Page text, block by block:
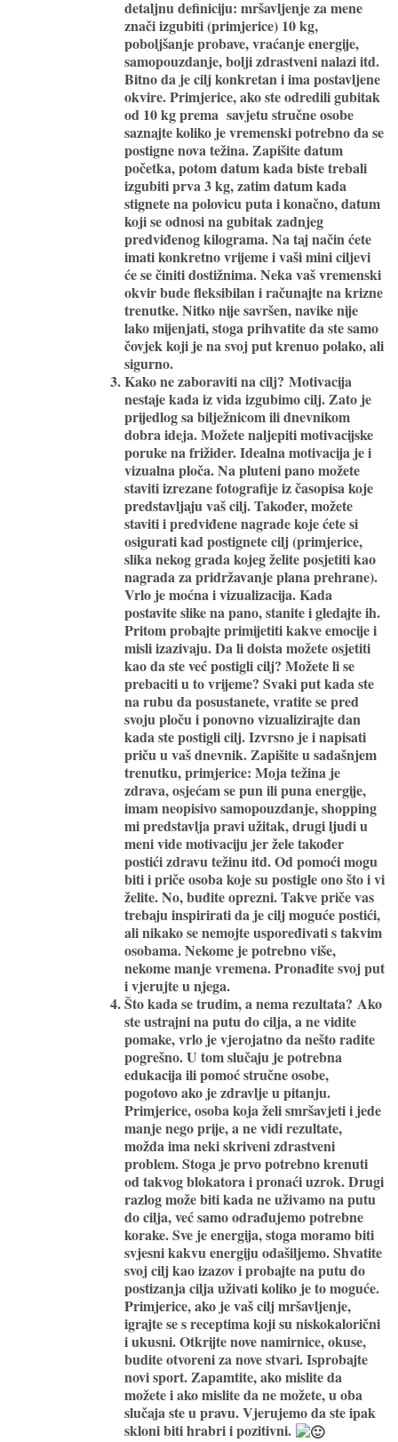
detaljnu definiciju: mršavljenje za mene
znači izgubiti (primjerice) 10 kg,
poboljšanje probave, vraćanje energije,
samopouzdanje, bolji zdrastveni nalazi itd.
Bitno da je cilj konkretan i ima postavljene
okvire. Primjerice, ako ste odredili gubitak
od 10 kg prema savjetu stručne osobe
saznajte koliko je vremenski potrebno da se
postigne nova težina. Zapišite datum
početka, potom datum kada biste trebali
izgubiti prva 3 kg, zatim datum kada
stignete na polovicu puta i konačno, datum
koji se odnosi na gubitak zadnjeg
predviđenog kilograma. Na taj način ćete
imati konkretno vrijeme i vaši mini ciljevi
će se činiti dostižnima. Neka vaš vremenski
okvir bude fleksibilan i računajte na krizne
trenutke. Nitko nije savršen, navike nije
lako mijenjati, stoga prihvatite da ste samo
čovjek koji je na svoj put krenuo polako, ali
sigurno.
Kako ne zaboraviti na cilj? Motivacija
nestaje kada iz vida izgubimo cilj. Zato je
prijedlog sa bilježnicom ili dnevnikom
dobra ideja. Možete naljepiti motivacijske
poruke na frižider. Idealna motivacija je i
vizualna ploča. Na pluteni pano možete
staviti izrezane fotografije iz časopisa koje
predstavljaju vaš cilj. Također, možete
staviti i predviđene nagrade koje ćete si
osigurati kad postignete cilj (primjerice,
slika nekog grada kojeg želite posjetiti kao
nagrada za pridržavanje plana prehrane).
Vrlo je moćna i vizualizacija. Kada
postavite slike na pano, stanite i gledajte ih.
Pritom probajte primijetiti kakve emocije i
misli izazivaju. Da li doista možete osjetiti
kao da ste već postigli cilj? Možete li se
prebaciti u to vrijeme? Svaki put kada ste
na rubu da posustanete, vratite se pred
svoju ploču i ponovnovizualizirajtedan
kada ste postigli cilj. Izvrsno je i napisati
priču u vaš dnevnik. Zapišite u sadašnjem
trenutku, primjerice: Moja težina je
zdrava, osjećam se pun ili puna energije,
imam neopisivo samopouzdanje, shopping
mi predstavlja pravi užitak, drugi ljudi u
meni vide motivaciju jer žele također
postići zdravu težinu itd. Od pomoći mogu
biti i priče osoba koje su postigle ono što i vi
želite. No, budite oprezni. Takve priče vas
trebaju inspirirati da je cilj moguće postići,
ali nikako se nemojte uspoređivati s takvim
osobama. Nekome je potrebno više,
nekome manje vremena. Pronađite svoj put
i vjerujte u njega.
Što kada se trudim, a nema rezultata? Ako
ste ustrajni na putu do cilja, a ne vidite
pomake, vrlo je vjerojatno da nešto radite
pogrešno. U tom slučaju je potrebna
edukacija ili pomoć stručne osobe,
pogotovo ako je zdravlje u pitanju.
Primjerice, osoba koja želi smršavjeti i jede
manje nego prije, a ne vidi rezultate,
možda ima neki skriveni zdrastveni
problem. Stoga je prvo potrebno krenuti
od takvog blokatora i pronaći uzrok. Drugi
razlog može biti kada ne uživamo na putu
do cilja, već samo odrađujemo potrebne
korake. Sve je energija, stoga moramo biti
svjesni kakvu energiju odašiljemo. Shvatite
svoj cilj kao izazov i probajte na putu do
postizanja cilja uživati koliko je to moguće.
Primjerice, ako je vaš cilj mršavljenje,
igrajte se s receptima koji su niskokalorični
i ukusni. Otkrijte nove namirnice, okuse,
budite otvoreni za nove stvari. Isprobajte
novi sport. Zapamtite, ako mislite da
možete i ako mislite da ne možete, u oba
slučaja ste u pravu. Vjerujemo da ste ipak
skloni biti hrabri i pozitivni.